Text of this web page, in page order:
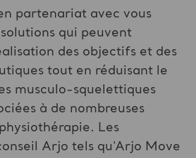
partenariat avec vous
qui peuvent
des objectifs et des
tout en réduisant le
musculo-squelettiques
à de nombreuses
Les
Arjo tels qu'Arjo Move